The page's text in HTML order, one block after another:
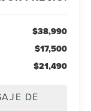
$38,990
$17,500
$21,490
DE